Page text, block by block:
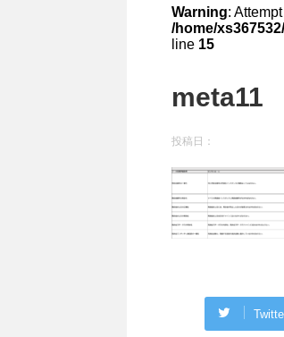
Warning:
/home/
line 15
meta11
投稿日：